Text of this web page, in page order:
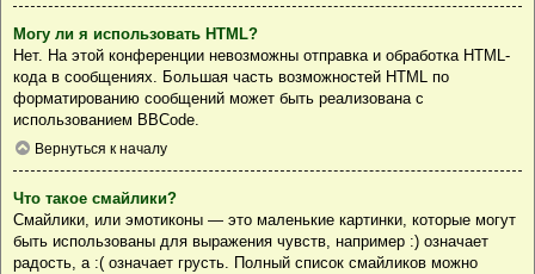
Могу ли я использовать HTML?
Нет. На этой конференции невозможны отправка и обработка HTML-
кода в сообщениях. Большая часть возможностей HTML по
форматированию сообщений может быть реализована с
использованием BBCode.
Вернуться к началу
Что такое смайлики?
Смайлики, или эмотиконы — это маленькие картинки, которые могут
быть использованы для выражения чувств, например :) означает
радость, а :( означает грусть. Полный список смайликов можно